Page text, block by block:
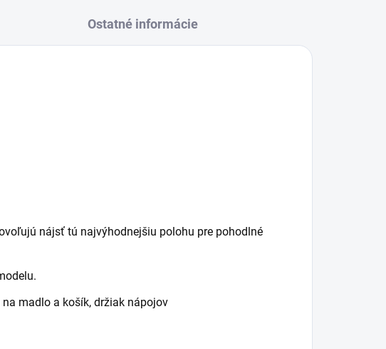
Ostatné informácie
nájsť tú najvýhodnejšiu polohu pre pohodlné
madlo a košík, držiak nápojov